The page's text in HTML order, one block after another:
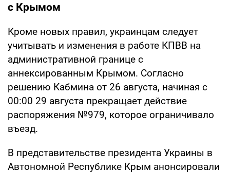
с Крымом
Кроме новых правил, украинцам следует
учитывать и изменения в работе КПВВ на
административной границе с
аннексированным Крымом. Согласно
решению Кабмина от 26 августа, начиная с
00:00 29 августа прекращает действие
распоряжения №979, которое ограничивало
въезд.
В представительстве президента Украины в
Автономной Республике Крым анонсировали